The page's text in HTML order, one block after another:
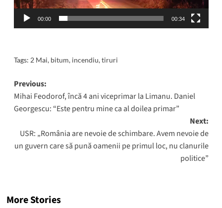
00:00 00:34
Tags: 2 Mai, bitum, incendiu,tiruri
Post
navigation
Previous:
Mihai Feodorof, încă 4 ani viceprimar la Limanu. Daniel
Georgescu: “Este pentru mine ca al doilea primar”
Next:
USR: „România are nevoie de schimbare. Avem nevoie de
un guvern care să pună oamenii pe primul loc, nu clanurile
politice”
More Stories